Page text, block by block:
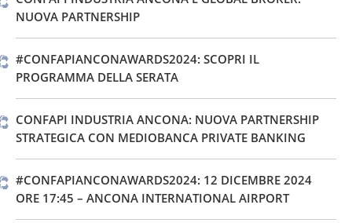
NUOVA PARTNERSHIP
#CONFAPIANCONAWARDS2024: SCOPRI IL
PROGRAMMA DELLA SERATA
CONFAPI INDUSTRIA ANCONA: NUOVA PARTNERSHIP
STRATEGICA CON MEDIOBANCA PRIVATE BANKING
#CONFAPIANCONAWARDS2024: 12 DICEMBRE 2024
ORE 17:45 – ANCONA INTERNATIONAL AIRPORT